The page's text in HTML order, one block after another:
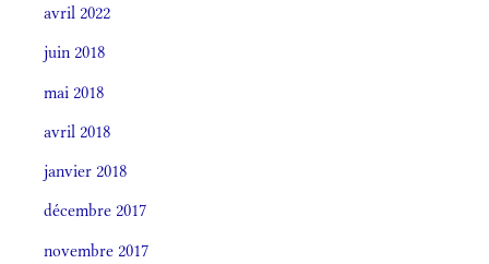
avril 2022
juin 2018
mai 2018
avril 2018
janvier 2018
décembre 2017
novembre 2017